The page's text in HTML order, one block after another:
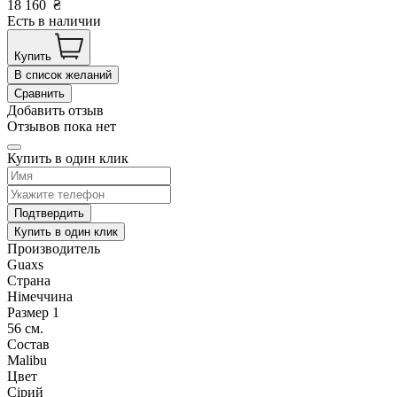
18 160 ₴
Есть в наличии
Купить
В список желаний
Сравнить
Добавить отзыв
Отзывов пока нет
Купить в один клик
Подтвердить
Купить в один клик
Производитель
Guaxs
Страна
Німеччина
Размер 1
56 см.
Состав
Malibu
Цвет
Сірий